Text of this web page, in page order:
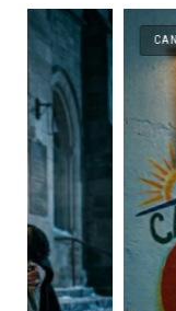
CANTERA